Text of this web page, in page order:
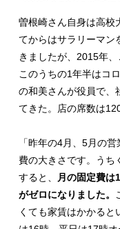
曽根崎さん自身は高校
てからはサラリーマン
きましたが、2015年
このうちの1年半はコ
の和美さんが役員で、
てきた。店の席数は
「昨年の4月、5月の
費の大きさです。うち
すると、
月の固定費は
がゼロになりました。
くても家賃はかかる